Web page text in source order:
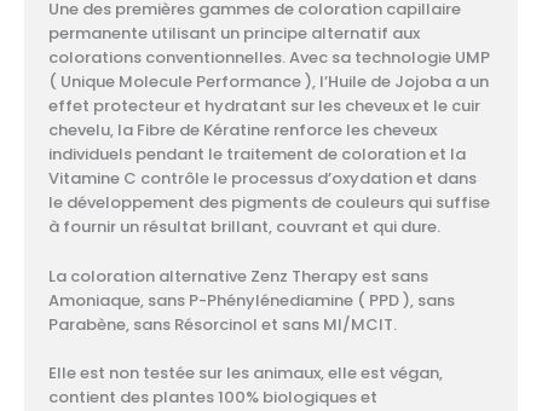
Une des premières gammes de coloration capillaire
permanente utilisant un principe alternatif aux
colorations conventionnelles. Avec sa technologie UMP
( Unique Molecule Performance ), l’Huile de Jojoba a un
effet protecteur et hydratant sur les cheveux et le cuir
chevelu, la Fibre de Kératine renforce les cheveux
individuels pendant le traitement de coloration et la
Vitamine C contrôle le processus d’oxydation et dans
le développement des pigments de couleurs qui suffise
à fournir un résultat brillant, couvrant et qui dure.
La coloration alternative Zenz Therapy est sans
Amoniaque, sans P-Phénylénediamine ( PPD ), sans
Parabène, sans Résorcinol et sans MI/MCIT.
Elle est non testée sur les animaux, elle est végan,
contient des plantes 100% biologiques et